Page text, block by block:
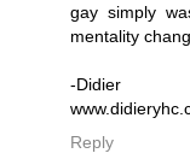
gay simply
mentality
-Didier
Reply